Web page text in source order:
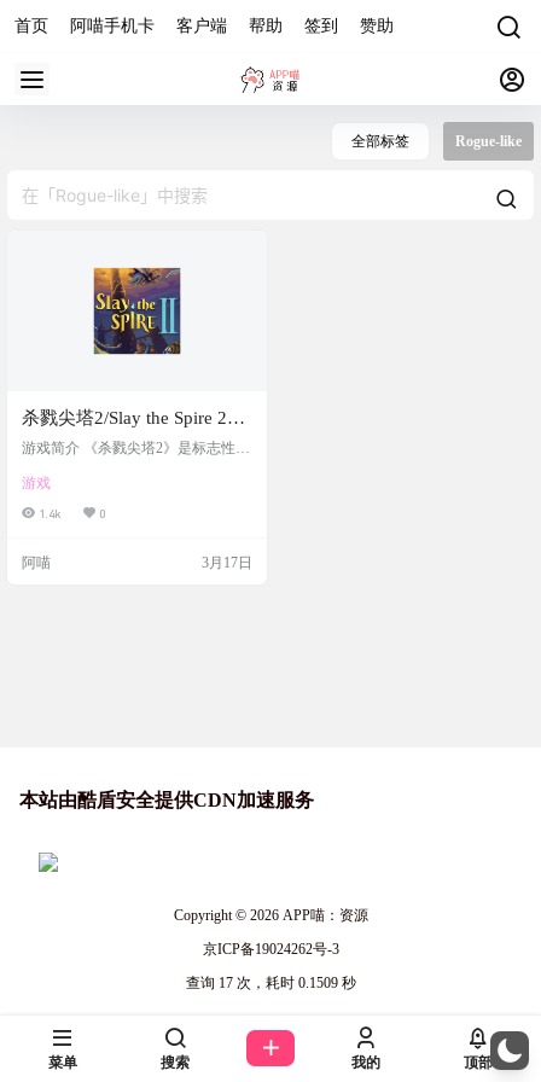
首页 阿喵手机卡 客户端 帮助 签到 赞助
全部标签 Rogue-like
杀戮尖塔2/Slay the Spire 2，
中文最新版-赠联机补丁+修
游戏简介 《杀戮尖塔2》是标志性Ro
年来沉睡的高塔再次开启，比以往
更加饥饿与危险。玩家将面对焕然
牌、遗物与药水。可与最多4名玩家
游戏
1.4k 0
阿喵 3月17日
本站由酷盾安全提供CDN加速服务
Copyright © 2026APP喵：资源
京ICP备19024262号-3
查询 17 次，耗时 0.1509 秒
菜单 搜索 我的 顶部